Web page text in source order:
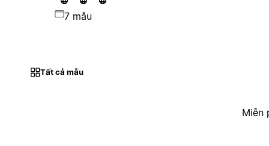
7 mẫu
Tất cả mẫu
Miễn